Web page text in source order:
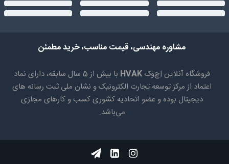
مشاوره مهندسی، قیمت مناسب، خرید مطمئن
فروشگاه آنلاین اِچ‌وَک HVAK
با بیش از 5 سال سابقه، دارای نماد
اعتماد از مرکز توسعه تجارت الکترونیک و نشان ملی ثبت رسانه های
دیجیتال بوده و عضو اتحادیه کشوری کسب و کارهای مجازی
می‌باشد.